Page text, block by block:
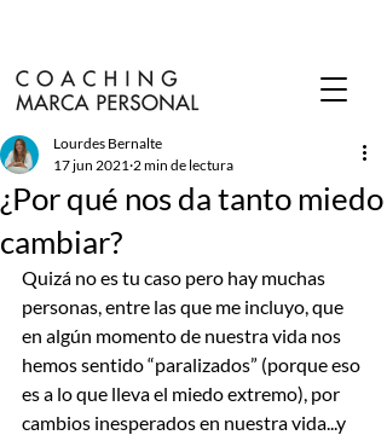
¿Por qué nos da tanto miedo
cambiar?
Lourdes Bernalte
17 jun 2021 2 min de lectura
Quizá no es tu caso pero hay muchas
personas, entre las que me incluyo, que
en algún momento de nuestra vida nos
hemos sentido “paralizados” (porque eso
es a lo que lleva el miedo extremo), por
cambios inesperados en nuestra vida...y